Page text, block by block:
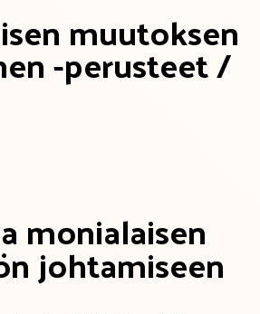
muutoksen
-perusteet /
monialaisen
johtamiseen